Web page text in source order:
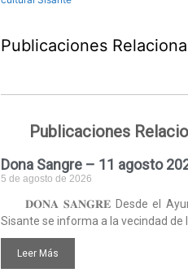
Publicaciones
Publicaciones
Dona Sangre – 11 agosto
5 de agosto de 2026
𝐃𝐎𝐍𝐀 𝐒𝐀𝐍𝐆𝐑𝐄 Desde el
Sisante se informa a la vecindad de
Leer Más